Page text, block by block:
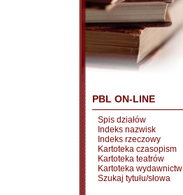
PBL ON-LINE
Spis działów
Indeks nazwisk
Indeks rzeczowy
Kartoteka czasopism
Kartoteka teatrów
Kartoteka wydawnictw
Szukaj tytułu/słowa